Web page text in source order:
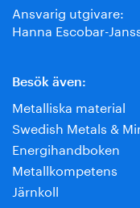
Ansvarig utgivare:
Hanna Escobar-
Besök även:
Metalliska material
Swedish Metals &
Energihandboken
Metallkompetens
Järnkoll